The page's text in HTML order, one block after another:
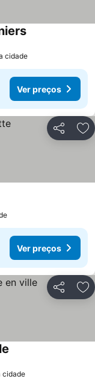
cidade
Ver preços
Partilhar
Ver preços
Partilhar
cidade